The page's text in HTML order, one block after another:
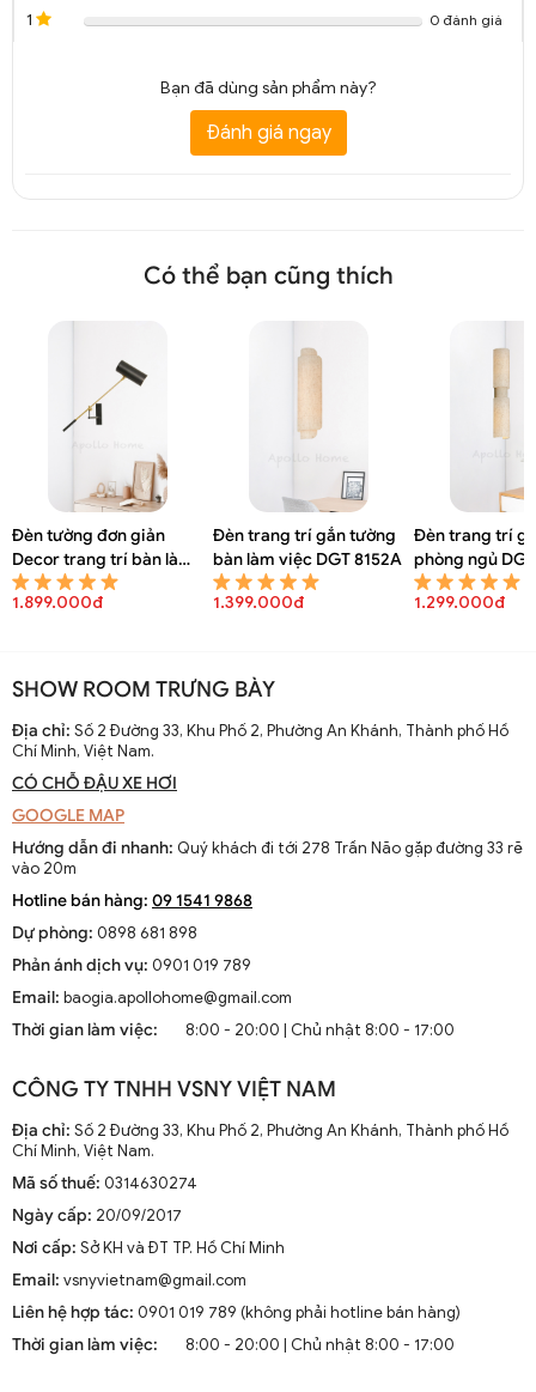
1 0 đánh giá
Bạn đã dùng sản phẩm này?
Đánh giá ngay
Có thể bạn cũng thích
Đèn tường đơn giản
Decor trang trí bàn làm
việc DGT 8154A
1.899.000đ
Đèn trang trí gắn tường
bàn làm việc DGT 8152A
1.399.000đ
Đèn trang trí
phòng ngủ
1.299.000đ
SHOW ROOM TRƯNG BÀY
Địa chỉ: Số 2 Đường 33, Khu Phố 2, Phường An Khánh, Thành phố Hồ
Chí Minh, Việt Nam.
CÓ CHỖ ĐẬU XE HƠI
GOOGLE MAP
Hướng dẫn đi nhanh: Quý khách đi tới 278 Trần Não gặp đường 33 rẽ
vào 20m
Hotline bán hàng: 09 1541 9868
Dự phòng: 0898 681 898
Phản ánh dịch vụ: 0901 019 789
Email: baogia.apollohome@gmail.com
Thời gian làm việc:
8:00 - 20:00 | Chủ nhật 8:00 - 17:00
CÔNG TY TNHH VSNY VIỆT NAM
Địa chỉ: Số 2 Đường 33, Khu Phố 2, Phường An Khánh, Thành phố Hồ
Chí Minh, Việt Nam.
Mã số thuế: 0314630274
Ngày cấp: 20/09/2017
Nơi cấp: Sở KH và ĐT TP. Hồ Chí Minh
Email: vsnyvietnam@gmail.com
Liên hệ hợp tác: 0901 019 789 (không phải hotline bán hàng)
Thời gian làm việc:
8:00 - 20:00 | Chủ nhật 8:00 - 17:00